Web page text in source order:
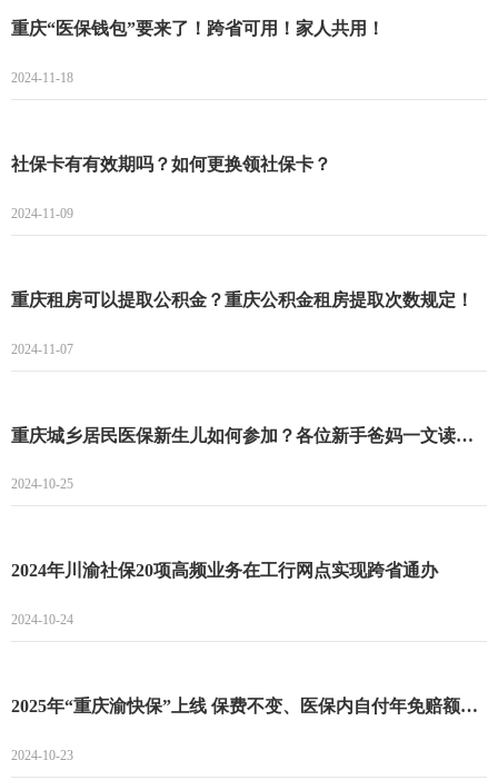
重庆“医保钱包”要来了！跨省可用！家人共用！
2024-11-18
社保卡有有效期吗？如何更换领社保卡？
2024-11-09
重庆租房可以提取公积金？重庆公积金租房提取次数规定！
2024-11-07
重庆城乡居民医保新生儿如何参加？各位新手爸妈一文读懂！
2024-10-25
2024年川渝社保20项高频业务在工行网点实现跨省通办
2024-10-24
2025年“重庆渝快保”上线 保费不变、医保内自付年免赔额降至1万元
2024-10-23